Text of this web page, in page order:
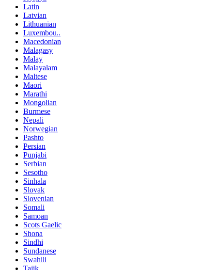
Latin
Latvian
Lithuanian
Luxembou..
Macedonian
Malagasy
Malay
Malayalam
Maltese
Maori
Marathi
Mongolian
Burmese
Nepali
Norwegian
Pashto
Persian
Punjabi
Serbian
Sesotho
Sinhala
Slovak
Slovenian
Somali
Samoan
Scots Gaelic
Shona
Sindhi
Sundanese
Swahili